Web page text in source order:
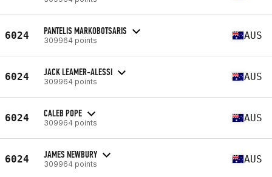
6024 PANTELIS MARKOBOTSARIS
309964 points AUS
6024 JACK LEAMER-ALESSI
309964 points AUS
6024 CALEB POPE
309964 points AUS
6024 JAMES NEWBURY
309964 points AUS